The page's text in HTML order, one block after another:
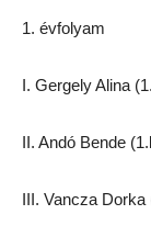
1. évfolyam
I. Gergely Alina
II. Andó Bende
III. Vancza Dorka